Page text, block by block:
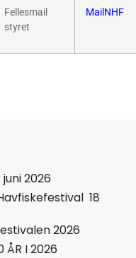
Fellesmail
styret
MailNHF
2026
18
2026
ÅR I 2026